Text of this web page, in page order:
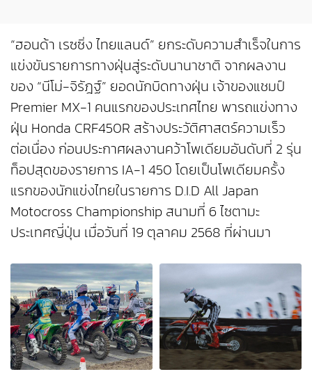
“ฮอนด้า เรซซิ่ง ไทยแลนด์” ยกระดับความสำเร็จในการ
แข่งขันรายการทางฝุ่นสู่ระดับนานาชาติ จากผลงาน
ของ “นีโม่-จิรัฎฐ์” ยอดนักบิดทางฝุ่น เจ้าของแชมป์
Premier MX-1 คนแรกของประเทศไทย พารถแข่งทาง
ฝุ่น Honda CRF450R สร้างประวัติศาสตร์ความเร็ว
ต่อเนื่อง ก่อนประกาศผลงานคว้าโพเดียมอันดับที่ 2 รุ่น
ท็อปสุดของรายการ IA-1 450 โดยเป็นโพเดียมครั้ง
แรกของนักแข่งไทยในรายการ D.I.D All Japan
Motocross Championship สนามที่ 6 ไซตามะ
ประเทศญี่ปุ่น เมื่อวันที่ 19 ตุลาคม 2568 ที่ผ่านมา